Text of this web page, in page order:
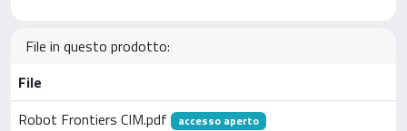
File in questo prodotto:
File
Robot Frontiers CIM.pdf
accesso aperto